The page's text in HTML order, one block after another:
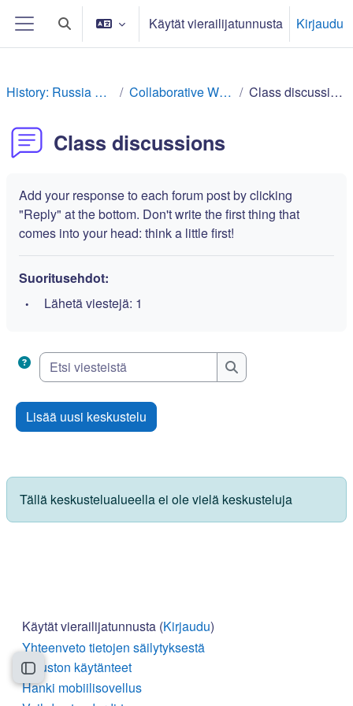
Siirry pääsisältöön
Sivupaneeli
Vaihda hakusyöttöäKäytät vierailijatunnusta Kirjaudu
Avaa kurssisisältö
History: Russia Rev Collaborative Work Class discussions
Class discussions
Add your response to each forum post by clicking
"Reply" at the bottom. Don't write the first thing that
comes into your head: think a little first!
Suoritusehdot:
Lähetä viestejä: 1
Etsi viesteistä
Etsi viesteistä
Lisää uusi keskustelu
Tällä keskustelualueella ei ole vielä keskusteluja
Käytät vierailijatunnusta (Kirjaudu)
Yhteenveto tietojen säilytyksestä
Sivuston käytänteet
Hanki mobiilisovellus